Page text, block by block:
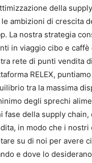
della
le ambizioni di crescita
La nostra strategia
in viaggio cibo e
rete di punti vendita
RELEX,
tra la massima
degli sprechi
fase della supply chain,
in modo che i
su di noi per avere
e dove lo